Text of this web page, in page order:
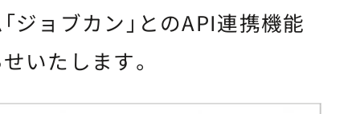
ジョブカン」とのAPI連携機能
いたします。